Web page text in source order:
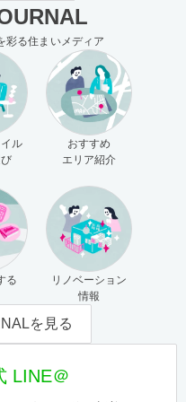
彩る住まいメディア
ル
おすすめ
エリア紹介
る
リノベーション
情報
を見る
LINE＠